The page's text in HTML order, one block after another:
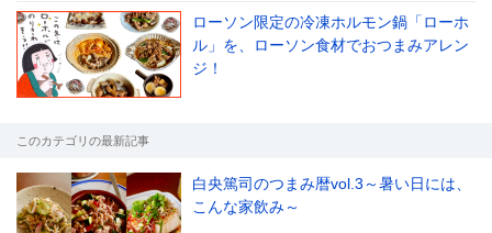
ローソン限定の冷凍ホルモン鍋「ローホ
ル」を、ローソン食材でおつまみアレン
ジ！
このカテゴリの最新記事
白央篤司のつまみ暦vol.3～暑い日には、
こんな家飲み～